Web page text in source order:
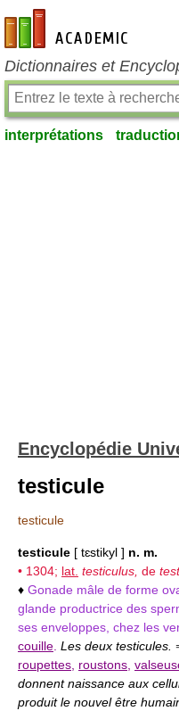
fr-academic.com
Dictionnaires et
interprétations
Encyclopédie
testicule
testicule
testicule [ tɛstikyl ] n. m.
• 1304; lat. testiculus, de
♦ Gonade mâle de forme
glande productrice des
ses enveloppes, chez les
couille Les deux testicules.
roupettes roustons
donnent naissance aux
produit le nouvel être